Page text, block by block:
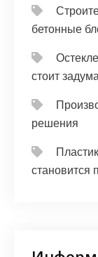
бетонные
стоит
решения
становится